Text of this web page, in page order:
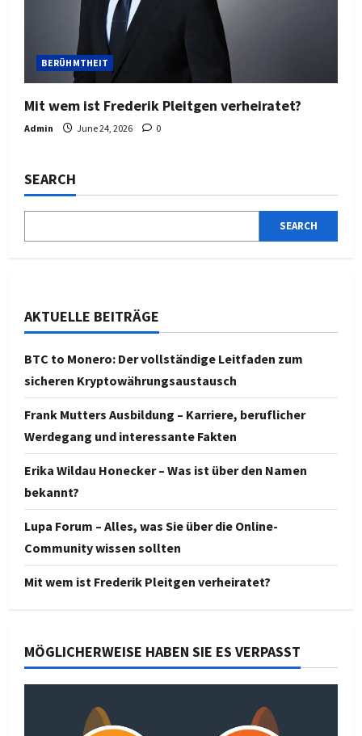
BERÜHMTHEIT
Mit wem ist Frederik Pleitgen verheiratet?
Admin June 24, 2026 0
SEARCH
SEARCH
AKTUELLE BEITRÄGE
BTC to Monero: Der vollständige Leitfaden zum
sicheren Kryptowährungsaustausch
Frank Mutters Ausbildung – Karriere, beruflicher
Werdegang und interessante Fakten
Erika Wildau Honecker – Was ist über den Namen
bekannt?
Lupa Forum – Alles, was Sie über die Online-
Community wissen sollten
Mit wem ist Frederik Pleitgen verheiratet?
MÖGLICHERWEISE HABEN SIE ES VERPASST